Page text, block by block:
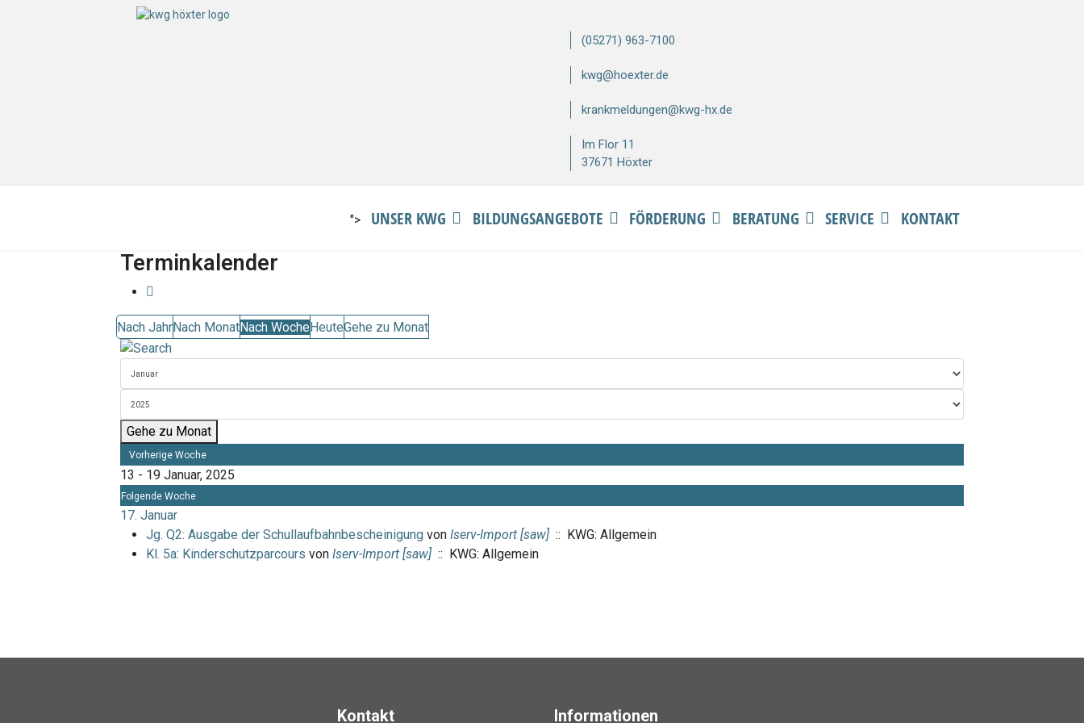
(05271) 963-7100
kwg@hoexter.de
krankmeldungen@kwg-hx.de
Im Flor 11
37671 Höxter
"> UNSER KWG BILDUNGSANGEBOTE FÖRDERUNG BERATUNG SERVICE KONTAKT
Terminkalender
Nach JahrNach MonatNach WocheHeuteGehe zu Monat
Gehe zu Monat
Vorherige Woche
13 - 19 Januar, 2025
Folgende Woche
17. Januar
Jg. Q2: Ausgabe der Schullaufbahnbescheinigung von Iserv-Import [saw] :: KWG: Allgemein
Kl. 5a: Kinderschutzparcours von Iserv-Import [saw] :: KWG: Allgemein
Kontakt Informationen